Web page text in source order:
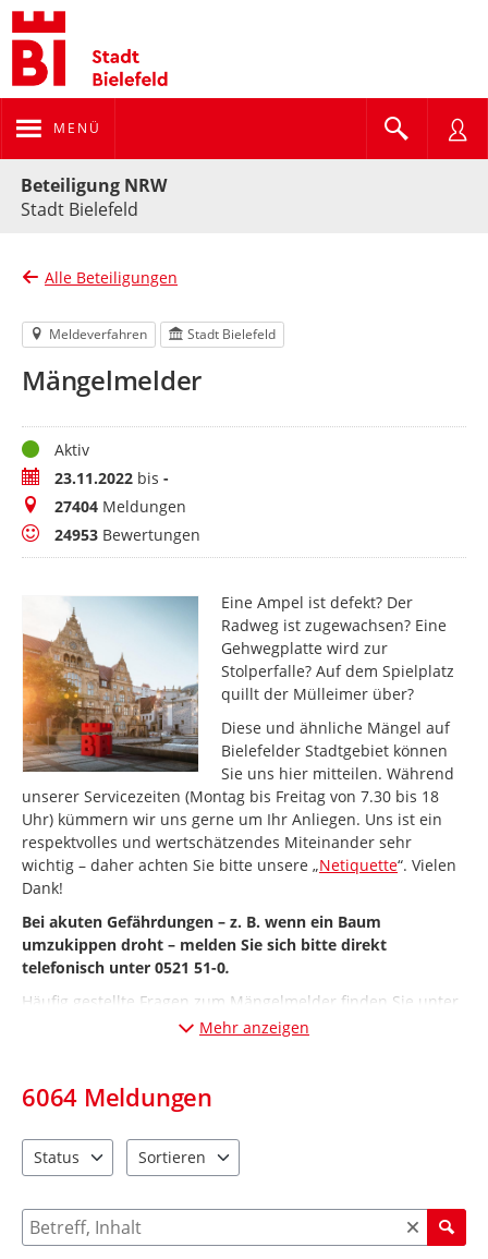
MENÜ
Beteiligung NRW
Stadt Bielefeld
Alle Beteiligungen
Meldeverfahren Stadt Bielefeld
Mängelmelder
StatusAktiv
Zeitraum23.11.2022 bis -
Meldungen
27404 Meldungen
Bewertungen
24953 Bewertungen
Eine Ampel ist defekt? Der
Radweg ist zugewachsen? Eine
Gehwegplatte wird zur
Stolperfalle? Auf dem Spielplatz
quillt der Mülleimer über?
Diese und ähnliche Mängel auf
Bielefelder Stadtgebiet können
Sie uns hier mitteilen. Während
unserer Servicezeiten (Montag bis Freitag von 7.30 bis 18
Uhr) kümmern wir uns gerne um Ihr Anliegen. Uns ist ein
respektvolles und wertschätzendes Miteinander sehr
wichtig – daher achten Sie bitte unsere „Netiquette“. Vielen
Dank!
Bei akuten Gefährdungen – z. B. wenn ein Baum
umzukippen droht – melden Sie sich bitte direkt
telefonisch unter 0521 51-0.
Häufig gestellte Fragen zum Mängelmelder finden Sie unter
„Informationen“ (Desktop-Ansicht: links; Mobil-Ansicht:
Mehr anzeigen
6064 Meldungen
Status
Sortieren
Suche nach Meldungen und Kommentaren